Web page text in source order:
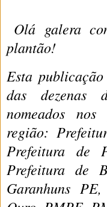
Olá galera
plantão!
Esta
das dezenas
nomeados
região:
Prefeitura de
Prefeitura de
Garanhuns